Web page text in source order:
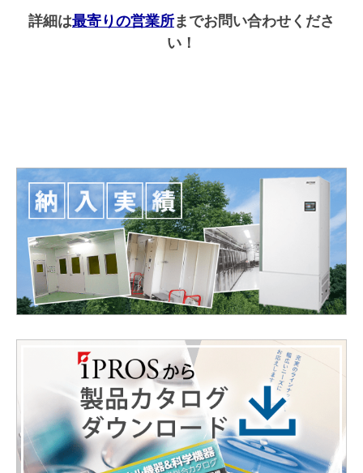
詳細は最寄りの営業所までお問い合わせくださ
い！